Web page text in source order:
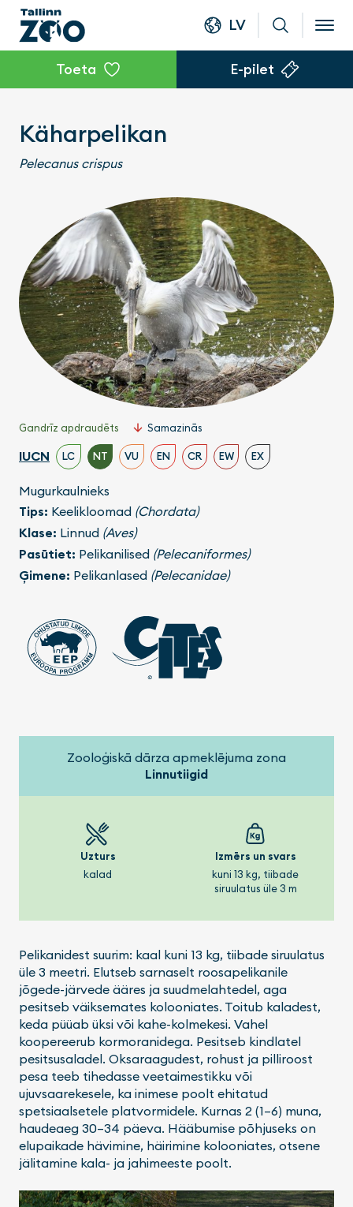
LV
Toeta E-pilet
Käharpelikan
Pelecanus crispus
Gandrīz apdraudēts Samazinās
IUCN LC NT VU EN CR EW EX
Mugurkaulnieks
Tips: Keelikloomad (Chordata)
Klase: Linnud (Aves)
Pasūtiet: Pelikanilised (Pelecaniformes)
Ģimene: Pelikanlased (Pelecanidae)
Zooloģiskā dārza apmeklējuma zona
Linnutiigid
Uzturs
kalad
Izmērs un svars
kuni 13 kg, tiibade
siruulatus üle 3 m
Pelikanidest suurim: kaal kuni 13 kg, tiibade siruulatus
üle 3 meetri. Elutseb sarnaselt roosapelikanile
jõgede-järvede ääres ja suudmelahtedel, aga
pesitseb väiksemates kolooniates. Toitub kaladest,
keda püüab üksi või kahe-kolmekesi. Vahel
koopereerub kormoranidega. Pesitseb kindlatel
pesitsusaladel. Oksaraagudest, rohust ja pilliroost
pesa teeb tihedasse veetaimestikku või
ujuvsaarekesele, ka inimese poolt ehitatud
spetsiaalsetele platvormidele. Kurnas 2 (1–6) muna,
haudeaeg 30–34 päeva. Hääbumise põhjuseks on
elupaikade hävimine, häirimine kolooniates, otsene
jälitamine kala- ja jahimeeste poolt.